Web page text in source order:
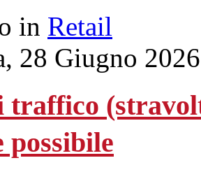
in Retail
28 Giugno
traffico
possibile